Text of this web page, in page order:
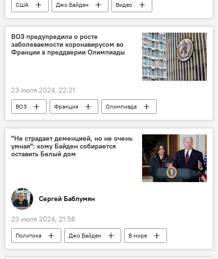
США Джо Байден Видео
ВОЗ предупредила о росте
заболеваемости коронавирусом во
Франции в преддверии Олимпиады
23 июля 2024, 22:21
ВОЗ Франция
Олимпиада
коронавирус
В мире
"Не страдает деменцией, но не очень
умная": кому Байден собирается
оставить Белый дом
Сергей Баблумян
23 июля 2024, 21:58
Политика Джо Байден
В мире
Белый дом